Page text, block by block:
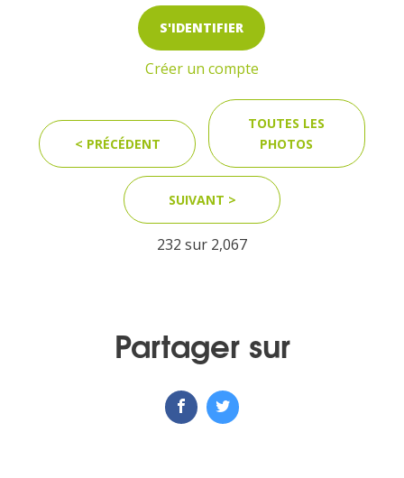
S'IDENTIFIER
Créer un compte
< PRÉCÉDENT
TOUTES LES
PHOTOS
SUIVANT >
232 sur 2,067
Partager sur